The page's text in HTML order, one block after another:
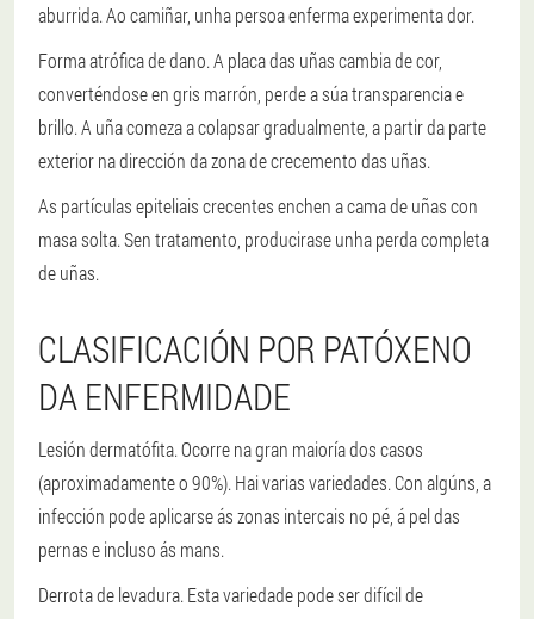
aburrida. Ao camiñar, unha persoa enferma experimenta dor.
Forma atrófica de dano.A placa das uñas cambia de cor,
converténdose en gris marrón, perde a súa transparencia e
brillo. A uña comeza a colapsar gradualmente, a partir da parte
exterior na dirección da zona de crecemento das uñas.
As partículas epiteliais crecentes enchen a cama de uñas con
masa solta. Sen tratamento, producirase unha perda completa
de uñas.
CLASIFICACIÓN POR PATÓXENO
DA ENFERMIDADE
Lesión dermatófita.Ocorre na gran maioría dos casos
(aproximadamente o 90%). Hai varias variedades. Con algúns, a
infección pode aplicarse ás zonas intercais no pé, á pel das
pernas e incluso ás mans.
Derrota de levadura. Esta variedade pode ser difícil de